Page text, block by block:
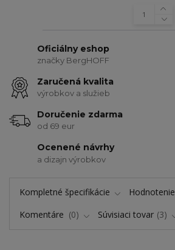
Oficiálny eshop
značky BergHOFF
Zaručená kvalita
výrobkov a služieb
Doručenie zdarma
od 69 eur
Ocenené návrhy
a dizajn výrobkov
Kompletné špecifikácie Hodnotenie
Komentáre
0 Súvisiaci tovar 3